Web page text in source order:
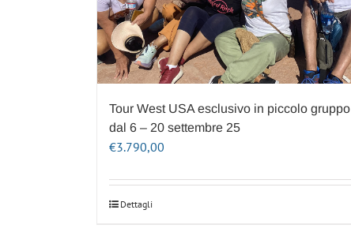
Tour West USA esclusivo in piccolo gruppo
dal 6 – 20 settembre 25
€3.790,00
Dettagli